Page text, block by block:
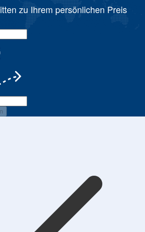
zu Ihrem persönlichen Preis